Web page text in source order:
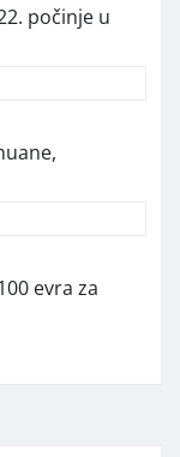
počinje u
evra za